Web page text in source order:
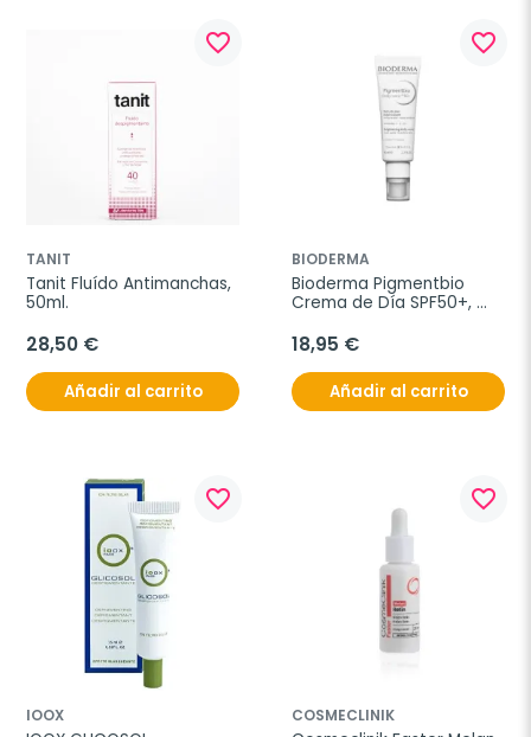
favorite_border
TANIT
Tanit Fluído Antimanchas,
50ml.
28,50 €
Añadir al carrito
favorite_border
BIODERMA
Bioderma Pigmentbio
Crema de Día SPF50+,
18,95 €
Añadir al carrito
favorite_border
IOOX
favorite_border
COSMECLINIK